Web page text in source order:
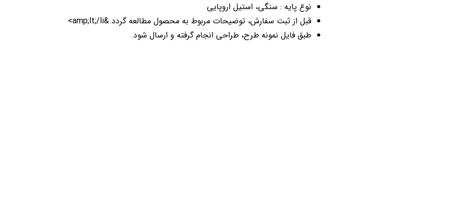
نوع پایه : سنگی، استیل اروپایی
قبل از ثبت سفارش، توضیحات مربوط به محصول مطالعه گردد.&amp;lt;/li>
طبق فایل نمونه طرح، طراحی انجام گرفته و ارسال شود.